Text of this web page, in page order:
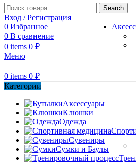
Search
Вход / Регистрация
0 Избранное
0 В сравнение
0 items 0 ₽
Меню
0 items 0 ₽
Категории
Аксессуары
Клюшки
Одежда
Сувениры
Сумки и Баулы